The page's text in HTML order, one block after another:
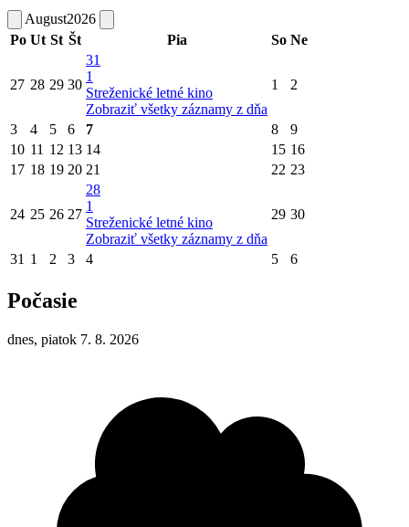
August2026
Po Ut St Št Pia So Ne
27 28 29 30
31
1
Streženické letné kino
Zobraziť všetky záznamy z dňa
1 2
3 4 5 6 7 8
9
10 11 12 13 14 15 16
17 18 19 20 21 22 23
24 25 26 27
28
1
Streženické letné kino
Zobraziť všetky záznamy z dňa
29 30
31 1 2 3 4 5 6
Počasie
dnes, piatok 7. 8. 2026